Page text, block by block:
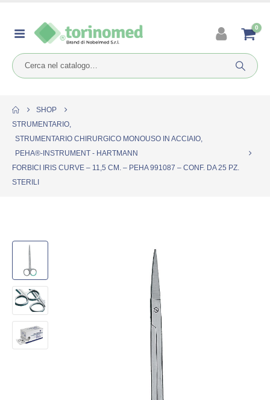
0
SHOP
STRUMENTARIO,
STRUMENTARIO CHIRURGICO MONOUSO IN ACCIAIO,
PEHA®-INSTRUMENT - HARTMANN
FORBICI IRIS CURVE – 11,5 CM. – PEHA 991087 – CONF. DA 25 PZ.
STERILI